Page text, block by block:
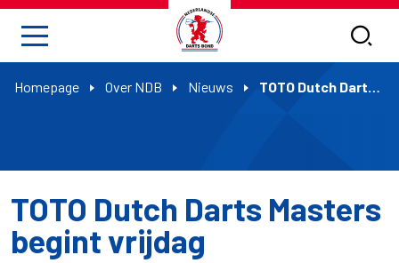
Homepage Over NDB Nieuws TOTO Dutch Darts Masters begint vrijdag
TOTO Dutch Darts Masters
begint vrijdag